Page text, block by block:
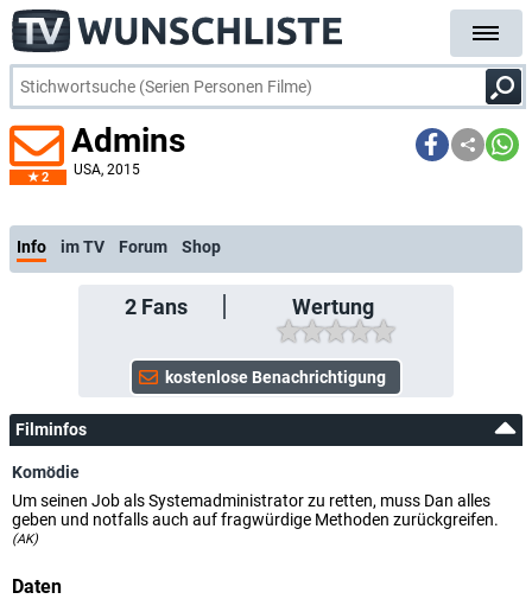
2
Admins
USA, 2015
Info im TV Forum Shop
2Fans Wertung
Filminfos
Komödie
Um seinen Job als Systemadministrator zu retten, muss Dan alles
geben und notfalls auch auf fragwürdige Methoden zurückgreifen.
(AK)
Daten